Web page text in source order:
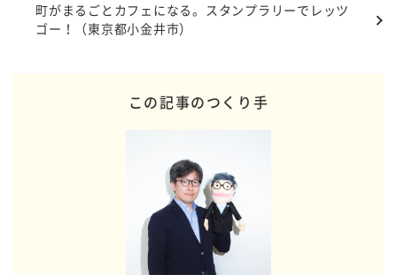
町がまるごとカフェになる。スタンプラリーでレッツ
ゴー！（東京都小金井市）
この記事のつくり手